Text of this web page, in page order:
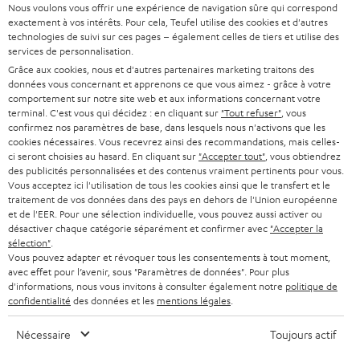
à
l
a
n
e
w
s
l
e
t
t
e
r
SYSTEMES COMPLETS HOME CINEMA
BARRES DE SON
STEREO
SMART HOME
BLUETOOTH
CASQUES AUDIO
CASQUES BLUETOOTH AUDIO
SYSTEMES COMPLETS
ENCEINTES
SUPPORT
CARRIÈRE
PRESSE
B2B
BLOG
NEWSLETTER
MAGASINS
AVANTAGES D’ACHAT
L’HISTOIRE DE TEUFEL
Boutiques en ligne Teufel
ALLEMAGNE
AUTRICHE
SUISSE
PAYS-BAS
BELGIQUE
FRANCE
Nous voulons vous offrir une expérience de navigation sûre qui correspond
exactement à vos intérêts. Pour cela, Teufel utilise des cookies et d'autres
technologies de suivi sur ces pages – également celles de tiers et utilise des
services de personnalisation.
Grâce aux cookies, nous et d'autres partenaires marketing traitons des
données vous concernant et apprenons ce que vous aimez - grâce à votre
comportement sur notre site web et aux informations concernant votre
terminal. C'est vous qui décidez : en cliquant sur "Tout refuser" , vous
confirmez nos paramètres de base, dans lesquels nous n'activons que les
cookies nécessaires. Vous recevrez ainsi des recommandations, mais celles-
ci seront choisies au hasard. En cliquant sur "Accepter tout" , vous obtiendrez
des publicités personnalisées et des contenus vraiment pertinents pour vous.
Vous acceptez ici l'utilisation de tous les cookies ainsi que le transfert et le
traitement de vos données dans des pays en dehors de l'Union européenne
et de l'EER. Pour une sélection individuelle, vous pouvez aussi activer ou
désactiver chaque catégorie séparément et confirmer avec "Accepter la
sélection"
Vous pouvez adapter et révoquer tous les consentements à tout moment,
avec effet pour l’avenir, sous "Paramètres de données". Pour plus
d'informations, nous vous invitons à consulter également notre politique de
confidentialité des données et les mentions légales
Nécessaire Toujours actif